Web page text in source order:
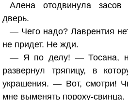
Алена отодвинула
дверь.
— Чего надо? Лаврентия
не придет. Не жди.
— Я по делу! — Тосана,
развернул тряпицу, в
украшения. — Вот, смотри!
мне выменять пороху-свинца.